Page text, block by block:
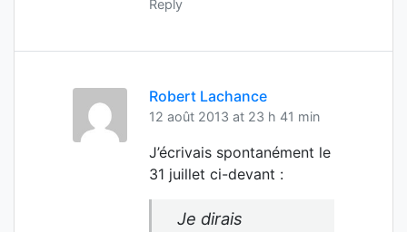
Reply
Robert Lachance
12 août 2013 at 23 h 41 min
J’écrivais spontanément le
31 juillet ci-devant :
Je dirais